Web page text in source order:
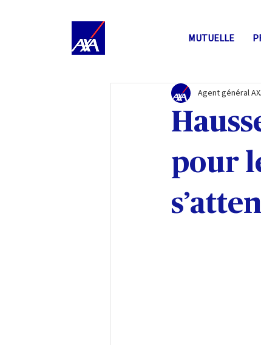
MUTUELLE
pour
Agent général